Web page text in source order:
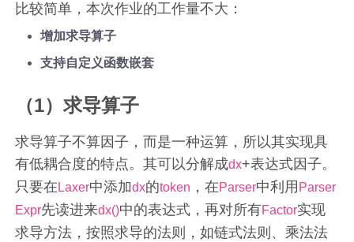
比较简单，本次作业的工作量不大：
增加求导算子
支持自定义函数嵌套
（1）求导算子
求导算子不算因子，而是一种运算，所以其实现具
有低耦合度的特点。其可以分解成dx+表达式因子。
只要在 Laxer中添加dx的token ，在Parser中利用 Parser
Expr先读进来dx()中的表达式，再对所有Factor实现
求导方法，按照求导的法则，如链式法则、乘法法